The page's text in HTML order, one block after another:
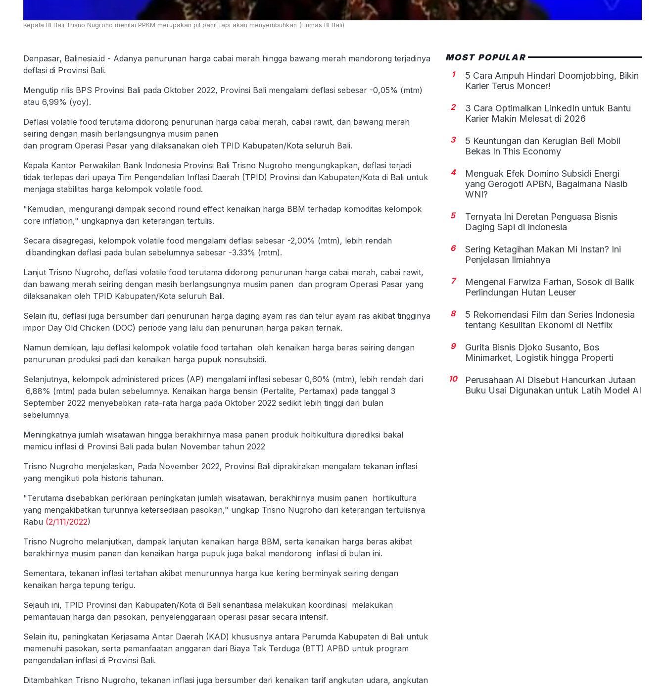
Kepala BI Bali Trisno Nugroho menilai PPKM merupakan pil pahit tapi akan menyembuhkan (Humas BI Bali)
Denpasar, Balinesia.id - Adanya penurunan harga cabai merah hingga bawang merah mendorong terjadinya
deflasi di Provinsi Bali.
Mengutip rilis BPS Provinsi Bali pada Oktober 2022, Provinsi Bali mengalami deflasi sebesar -0,05% (mtm)
atau 6,99% (yoy).
Deflasi volatile food terutama didorong penurunan harga cabai merah, cabai rawit, dan bawang merah
seiring dengan masih berlangsungnya musim panen
dan program Operasi Pasar yang dilaksanakan oleh TPID Kabupaten/Kota seluruh Bali.
Kepala Kantor Perwakilan Bank Indonesia Provinsi Bali Trisno Nugroho mengungkapkan, deflasi terjadi
tidak terlepas dari upaya Tim Pengendalian Inflasi Daerah (TPID) Provinsi dan Kabupaten/Kota di Bali untuk
menjaga stabilitas harga kelompok volatile food.
"Kemudian, mengurangi dampak second round effect kenaikan harga BBM terhadap komoditas kelompok
core inflation," ungkapnya dari keterangan tertulis.
Secara disagregasi, kelompok volatile food mengalami deflasi sebesar -2,00% (mtm), lebih rendah
dibandingkan deflasi pada bulan sebelumnya sebesar -3.33% (mtm).
Lanjut Trisno Nugroho, deflasi volatile food terutama didorong penurunan harga cabai merah, cabai rawit,
dan bawang merah seiring dengan masih berlangsungnya musim panen dan program Operasi Pasar yang
dilaksanakan oleh TPID Kabupaten/Kota seluruh Bali.
Selain itu, deflasi juga bersumber dari penurunan harga daging ayam ras dan telur ayam ras akibat tingginya
impor Day Old Chicken (DOC) periode yang lalu dan penurunan harga pakan ternak.
Namun demikian, laju deflasi kelompok volatile food tertahan oleh kenaikan harga beras seiring dengan
penurunan produksi padi dan kenaikan harga pupuk nonsubsidi.
Selanjutnya, kelompok administered prices (AP) mengalami inflasi sebesar 0,60% (mtm), lebih rendah dari
6,88% (mtm) pada bulan sebelumnya. Kenaikan harga bensin (Pertalite, Pertamax) pada tanggal 3
September 2022 menyebabkan rata-rata harga pada Oktober 2022 sedikit lebih tinggi dari bulan
sebelumnya
Meningkatnya jumlah wisatawan hingga berakhirnya masa panen produk holtikultura diprediksi bakal
memicu inflasi di Provinsi Bali pada bulan November tahun 2022
Trisno Nugroho menjelaskan, Pada November 2022, Provinsi Bali diprakirakan mengalam tekanan inflasi
yang mengikuti pola historis tahunan.
"Terutama disebabkan perkiraan peningkatan jumlah wisatawan, berakhirnya musim panen hortikultura
yang mengakibatkan turunnya ketersediaan pasokan," ungkap Trisno Nugroho dari keterangan tertulisnya
Rabu (2/111/2022)
Trisno Nugroho melanjutkan, dampak lanjutan kenaikan harga BBM, serta kenaikan harga beras akibat
berakhirnya musim panen dan kenaikan harga pupuk juga bakal mendorong inflasi di bulan ini.
Sementara, tekanan inflasi tertahan akibat menurunnya harga kue kering berminyak seiring dengan
kenaikan harga tepung terigu.
Sejauh ini, TPID Provinsi dan Kabupaten/Kota di Bali senantiasa melakukan koordinasi melakukan
pemantauan harga dan pasokan, penyelenggaraan operasi pasar secara intensif.
Selain itu, peningkatan Kerjasama Antar Daerah (KAD) khususnya antara Perumda Kabupaten di Bali untuk
memenuhi pasokan, serta pemanfaatan anggaran dari Biaya Tak Terduga (BTT) APBD untuk program
pengendalian inflasi di Provinsi Bali.
Ditambahkan Trisno Nugroho, tekanan inflasi juga bersumber dari kenaikan tarif angkutan udara, angkutan
MOST POPULAR
1
5 Cara Ampuh Hindari Doomjobbing, Bikin
Karier Terus Moncer!
2
3 Cara Optimalkan LinkedIn untuk Bantu
Karier Makin Melesat di 2026
3
5 Keuntungan dan Kerugian Beli Mobil
Bekas In This Economy
4
Menguak Efek Domino Subsidi Energi
yang Gerogoti APBN, Bagaimana Nasib
WNI?
5
Ternyata Ini Deretan Penguasa Bisnis
Daging Sapi di Indonesia
6
Sering Ketagihan Makan Mi Instan? Ini
Penjelasan Ilmiahnya
7
Mengenal Farwiza Farhan, Sosok di Balik
Perlindungan Hutan Leuser
8
5 Rekomendasi Film dan Series Indonesia
tentang Kesulitan Ekonomi di Netflix
9
Gurita Bisnis Djoko Susanto, Bos
Minimarket, Logistik hingga Properti
10
Perusahaan AI Disebut Hancurkan Jutaan
Buku Usai Digunakan untuk Latih Model AI